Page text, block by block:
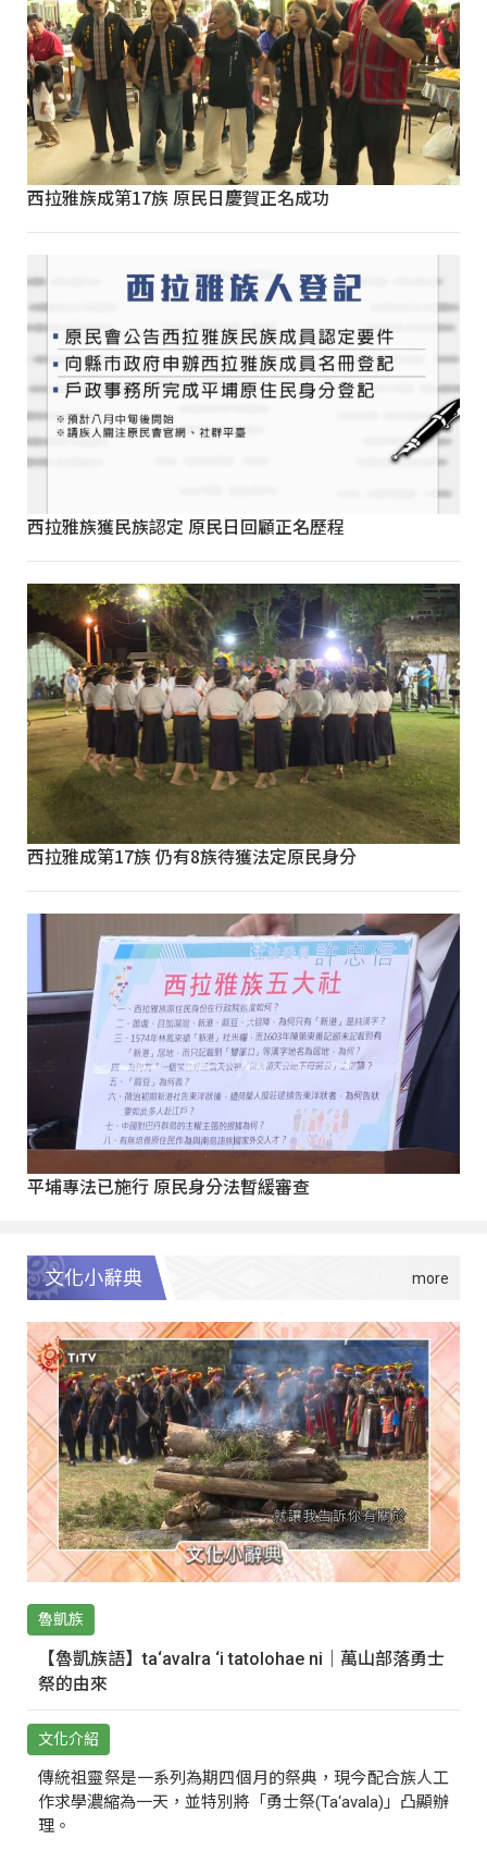
西拉雅族成第17族 原民日慶賀正名成功
西拉雅族獲民族認定 原民日回顧正名歷程
西拉雅成第17族 仍有8族待獲法定原民身分
平埔專法已施行 原民身分法暫緩審查
文化小辭典
魯凱族
【魯凱族語】ta‘avalra ‘i tatolohae ni｜萬山部落勇士
祭的由來
文化介紹
傳統祖靈祭是一系列為期四個月的祭典，現今配合族人工
作求學濃縮為一天，並特別將「勇士祭(Ta‘avala)」凸顯辦
理。